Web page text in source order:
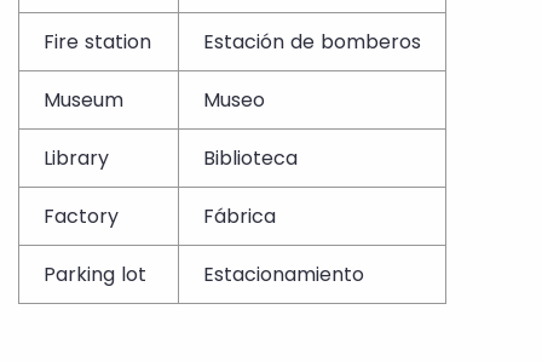
Fire station Estación de bomberos
Museum Museo
Library Biblioteca
Factory Fábrica
Parking lot Estacionamiento